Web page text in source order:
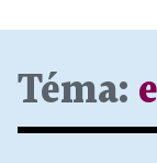
Téma: